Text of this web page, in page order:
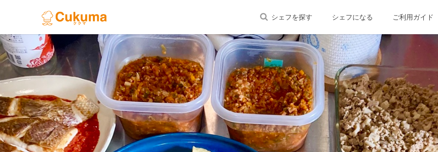
シェフを探す シェフになる ご利用ガイド
Previous